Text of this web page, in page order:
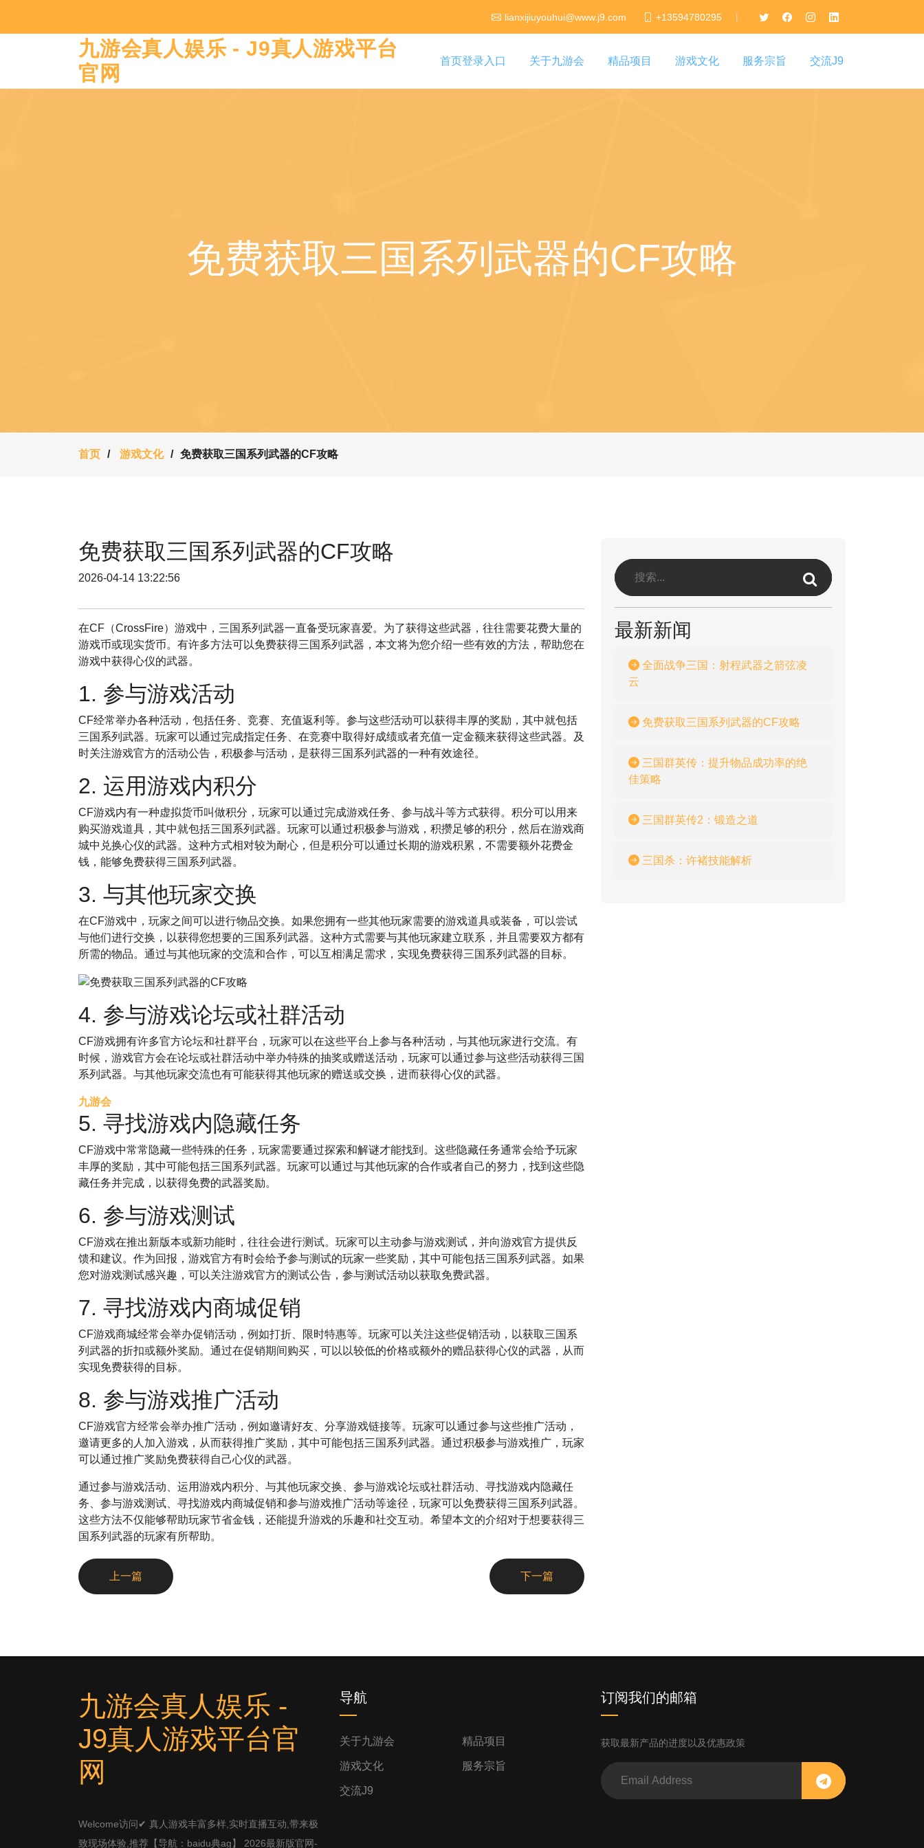
lianxijiuyouhui@www.j9.com +13594780295 |
九游会真人娱乐 - J9真人游戏平台
官网
首页登录入口 关于九游会 精品项目 游戏文化 服务宗旨 交流J9
免费获取三国系列武器的CF攻略
首页 游戏文化 免费获取三国系列武器的CF攻略
免费获取三国系列武器的CF攻略
2026-04-14 13:22:56
在CF（CrossFire）游戏中，三国系列武器一直备受玩家喜爱。为了获得这些武器，往往需要花费大量的
游戏币或现实货币。有许多方法可以免费获得三国系列武器，本文将为您介绍一些有效的方法，帮助您在
游戏中获得心仪的武器。
1. 参与游戏活动
CF经常举办各种活动，包括任务、竞赛、充值返利等。参与这些活动可以获得丰厚的奖励，其中就包括
三国系列武器。玩家可以通过完成指定任务、在竞赛中取得好成绩或者充值一定金额来获得这些武器。及
时关注游戏官方的活动公告，积极参与活动，是获得三国系列武器的一种有效途径。
2. 运用游戏内积分
CF游戏内有一种虚拟货币叫做积分，玩家可以通过完成游戏任务、参与战斗等方式获得。积分可以用来
购买游戏道具，其中就包括三国系列武器。玩家可以通过积极参与游戏，积攒足够的积分，然后在游戏商
城中兑换心仪的武器。这种方式相对较为耐心，但是积分可以通过长期的游戏积累，不需要额外花费金
钱，能够免费获得三国系列武器。
3. 与其他玩家交换
在CF游戏中，玩家之间可以进行物品交换。如果您拥有一些其他玩家需要的游戏道具或装备，可以尝试
与他们进行交换，以获得您想要的三国系列武器。这种方式需要与其他玩家建立联系，并且需要双方都有
所需的物品。通过与其他玩家的交流和合作，可以互相满足需求，实现免费获得三国系列武器的目标。
4. 参与游戏论坛或社群活动
CF游戏拥有许多官方论坛和社群平台，玩家可以在这些平台上参与各种活动，与其他玩家进行交流。有
时候，游戏官方会在论坛或社群活动中举办特殊的抽奖或赠送活动，玩家可以通过参与这些活动获得三国
系列武器。与其他玩家交流也有可能获得其他玩家的赠送或交换，进而获得心仪的武器。
九游会
5. 寻找游戏内隐藏任务
CF游戏中常常隐藏一些特殊的任务，玩家需要通过探索和解谜才能找到。这些隐藏任务通常会给予玩家
丰厚的奖励，其中可能包括三国系列武器。玩家可以通过与其他玩家的合作或者自己的努力，找到这些隐
藏任务并完成，以获得免费的武器奖励。
6. 参与游戏测试
CF游戏在推出新版本或新功能时，往往会进行测试。玩家可以主动参与游戏测试，并向游戏官方提供反
馈和建议。作为回报，游戏官方有时会给予参与测试的玩家一些奖励，其中可能包括三国系列武器。如果
您对游戏测试感兴趣，可以关注游戏官方的测试公告，参与测试活动以获取免费武器。
7. 寻找游戏内商城促销
CF游戏商城经常会举办促销活动，例如打折、限时特惠等。玩家可以关注这些促销活动，以获取三国系
列武器的折扣或额外奖励。通过在促销期间购买，可以以较低的价格或额外的赠品获得心仪的武器，从而
实现免费获得的目标。
8. 参与游戏推广活动
CF游戏官方经常会举办推广活动，例如邀请好友、分享游戏链接等。玩家可以通过参与这些推广活动，
邀请更多的人加入游戏，从而获得推广奖励，其中可能包括三国系列武器。通过积极参与游戏推广，玩家
可以通过推广奖励免费获得自己心仪的武器。
通过参与游戏活动、运用游戏内积分、与其他玩家交换、参与游戏论坛或社群活动、寻找游戏内隐藏任
务、参与游戏测试、寻找游戏内商城促销和参与游戏推广活动等途径，玩家可以免费获得三国系列武器。
这些方法不仅能够帮助玩家节省金钱，还能提升游戏的乐趣和社交互动。希望本文的介绍对于想要获得三
国系列武器的玩家有所帮助。
上一篇 下一篇
最新新闻
全面战争三国：射程武器之箭弦凌
云
免费获取三国系列武器的CF攻略
三国群英传：提升物品成功率的绝
佳策略
三国群英传2：锻造之道
三国杀：许褚技能解析
九游会真人娱乐 -
J9真人游戏平台官
网
Welcome访问✔ 真人游戏丰富多样,实时直播互动,带来极
致现场体验,推荐【导航：baidu典ag】 2026最新版官网-
导航
关于九游会 精品项目
游戏文化 服务宗旨
交流J9
订阅我们的邮箱
获取最新产品的进度以及优惠政策